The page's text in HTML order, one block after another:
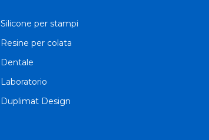
Silicone per stampi
Resine per colata
Dentale
Laboratorio
Duplimat Design